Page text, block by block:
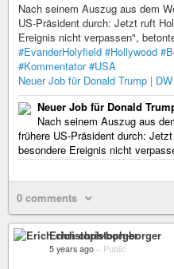
Nach seinem Auszug aus dem
US-Präsident durch: Jetzt ruft
Ereignis nicht verpassen",
#EvanderHolyfield #Hollywood
#Kommentator #USA
Neuer Job für Donald Trump |
Neuer Job für Donald
Nach seinem Auszug aus
frühere US-Präsident durch:
besondere Ereignis nicht
0 comments
Erich christoph-borger
5 years ago – Public